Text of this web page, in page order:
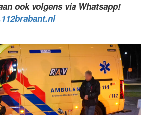
ook volgens via Whatsapp!